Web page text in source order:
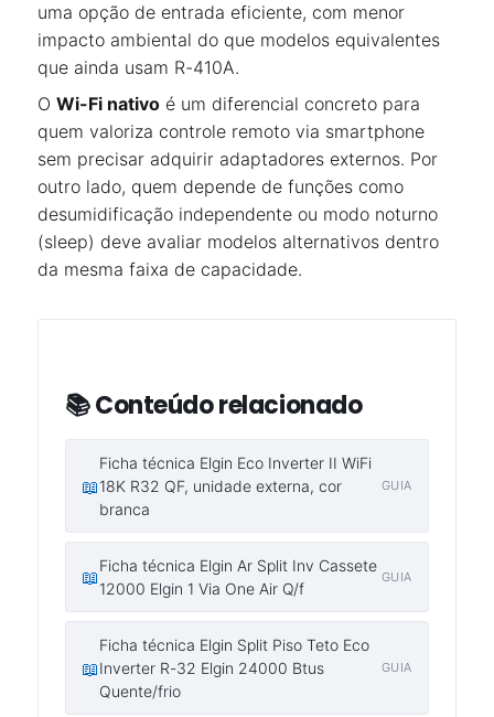
uma opção de entrada eficiente, com menor
impacto ambiental do que modelos equivalentes
que ainda usam R-410A.
O Wi-Fi nativo é um diferencial concreto para
quem valoriza controle remoto via smartphone
sem precisar adquirir adaptadores externos. Por
outro lado, quem depende de funções como
desumidificação independente ou modo noturno
(sleep) deve avaliar modelos alternativos dentro
da mesma faixa de capacidade.
📚 Conteúdo relacionado
📖
Ficha técnica Elgin Eco Inverter II WiFi
18K R32 QF, unidade externa, cor
branca
GUIA
📖
Ficha técnica Elgin Ar Split Inv Cassete
12000 Elgin 1 Via One Air Q/f
GUIA
📖
Ficha técnica Elgin Split Piso Teto Eco
Inverter R-32 Elgin 24000 Btus
Quente/frio
GUIA